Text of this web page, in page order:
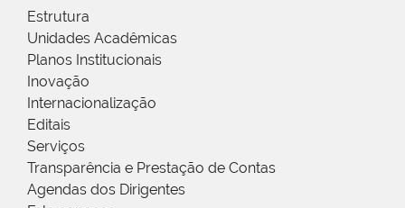
Estrutura
Unidades Acadêmicas
Planos Institucionais
Inovação
Internacionalização
Editais
Serviços
Transparência e Prestação de Contas
Agendas dos Dirigentes